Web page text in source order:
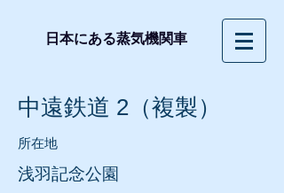
日本にある蒸気機関車
中遠鉄道 2（複製）
所在地
浅羽記念公園